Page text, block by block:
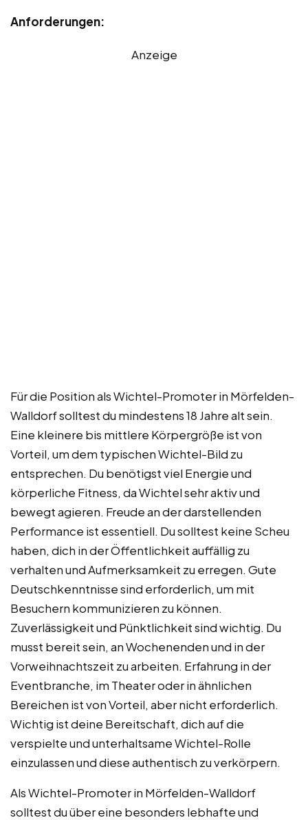
Anforderungen:
Anzeige
Für die Position als Wichtel-Promoter in Mörfelden-
Walldorf solltest du mindestens 18 Jahre alt sein.
Eine kleinere bis mittlere Körpergröße ist von
Vorteil, um dem typischen Wichtel-Bild zu
entsprechen. Du benötigst viel Energie und
körperliche Fitness, da Wichtel sehr aktiv und
bewegt agieren. Freude an der darstellenden
Performance ist essentiell. Du solltest keine Scheu
haben, dich in der Öffentlichkeit auffällig zu
verhalten und Aufmerksamkeit zu erregen. Gute
Deutschkenntnisse sind erforderlich, um mit
Besuchern kommunizieren zu können.
Zuverlässigkeit und Pünktlichkeit sind wichtig. Du
musst bereit sein, an Wochenenden und in der
Vorweihnachtszeit zu arbeiten. Erfahrung in der
Eventbranche, im Theater oder in ähnlichen
Bereichen ist von Vorteil, aber nicht erforderlich.
Wichtig ist deine Bereitschaft, dich auf die
verspielte und unterhaltsame Wichtel-Rolle
einzulassen und diese authentisch zu verkörpern.
Als Wichtel-Promoter in Mörfelden-Walldorf
solltest du über eine besonders lebhafte und